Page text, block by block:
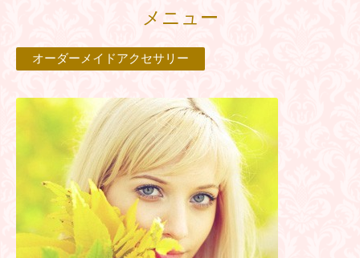
メニュー
オーダーメイドアクセサリー